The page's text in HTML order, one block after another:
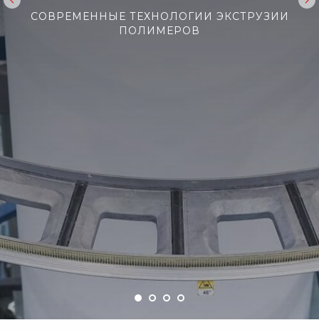
СОВРЕМЕННЫЕ ТЕХНОЛОГИИ ЭКСТРУЗИИ
ПОЛИМЕРОВ